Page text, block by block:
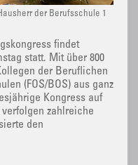
der Berufsschule 1
findet
statt. Mit über 800
der Beruflichen
(FOS/BOS) aus ganz
Kongress auf
zahlreiche
den